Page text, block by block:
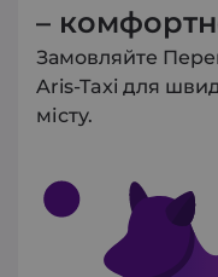
–
Замовляйте
Aris-Taxi для
місту.